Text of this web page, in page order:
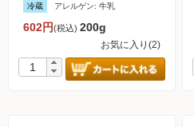
冷蔵 アレルゲン: 牛乳
602円(税込) 200g
お気に入り(2)